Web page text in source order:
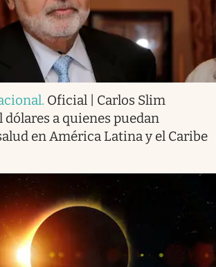
. Oficial | Carlos Slim
dólares a quienes puedan
en América Latina y el Caribe